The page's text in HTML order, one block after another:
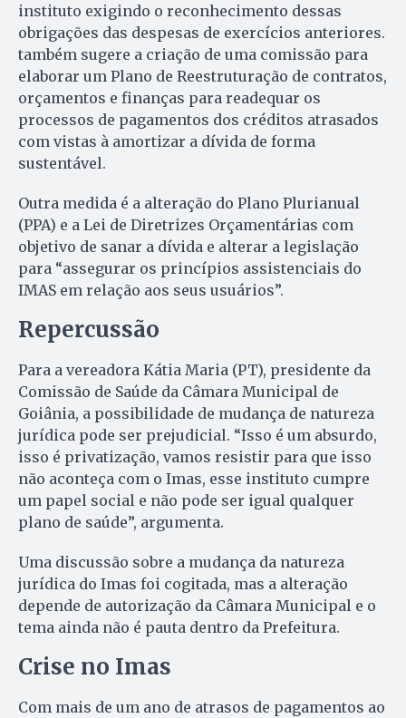
instituto exigindo o reconhecimento dessas
obrigações das despesas de exercícios anteriores.
também sugere a criação de uma comissão para
elaborar um Plano de Reestruturação de contratos,
orçamentos e finanças para readequar os
processos de pagamentos dos créditos atrasados
com vistas à amortizar a dívida de forma
sustentável.
Outra medida é a alteração do Plano Plurianual
(PPA) e a Lei de Diretrizes Orçamentárias com
objetivo de sanar a dívida e alterar a legislação
para “assegurar os princípios assistenciais do
IMAS em relação aos seus usuários”.
Repercussão
Para a vereadora Kátia Maria (PT), presidente da
Comissão de Saúde da Câmara Municipal de
Goiânia, a possibilidade de mudança de natureza
jurídica pode ser prejudicial. “Isso é um absurdo,
isso é privatização, vamos resistir para que isso
não aconteça com o Imas, esse instituto cumpre
um papel social e não pode ser igual qualquer
plano de saúde”, argumenta.
Uma discussão sobre a mudança da natureza
jurídica do Imas foi cogitada, mas a alteração
depende de autorização da Câmara Municipal e o
tema ainda não é pauta dentro da Prefeitura.
Crise no Imas
Com mais de um ano de atrasos de pagamentos ao